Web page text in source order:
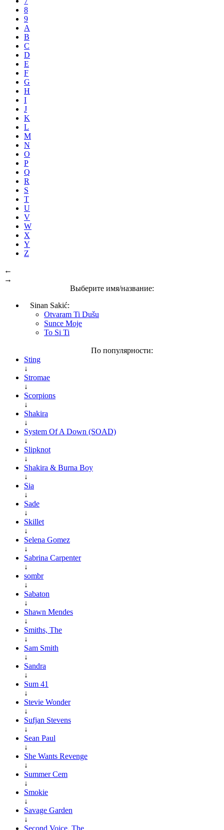
8
9
A
B
C
D
E
F
G
H
I
J
K
L
M
N
O
P
Q
R
S
T
U
V
W
X
Y
Z
←
→
Выберите имя/название:
Sinan Sakić:
Otvaram Ti Dušu
Sunce Moje
To Si Ti
По популярности:
Sting
↓
Stromae
↓
Scorpions
↓
Shakira
↓
System Of A Down (SOAD)
↓
Slipknot
↓
Shakira & Burna Boy
↓
Sia
↓
Sade
↓
Skillet
↓
Selena Gomez
↓
Sabrina Carpenter
↓
sombr
↓
Sabaton
↓
Shawn Mendes
↓
Smiths, The
↓
Sam Smith
↓
Sandra
↓
Sum 41
↓
Stevie Wonder
↓
Sufjan Stevens
↓
Sean Paul
↓
She Wants Revenge
↓
Summer Cem
↓
Smokie
↓
Savage Garden
↓
Second Voice, The